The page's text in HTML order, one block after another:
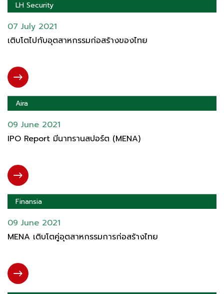
LH Security
07 July 2021
เติบโตไปกับอุตสาหกรรมก่อสร้างของไทย
Aira
09 June 2021
IPO Report มีนาทรานสปอร์ต (MENA)
Finansia
09 June 2021
MENA เติบโตคู่อุตสาหกรรมการก่อสร้างไทย